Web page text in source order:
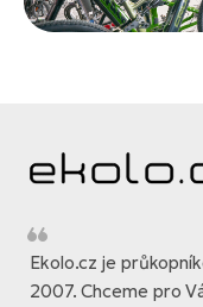
Ekolo.cz je
2007. Chceme pro